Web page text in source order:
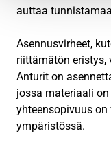
auttaa
Asennusvirheet,
riittämätön eristys,
Anturit on
jossa materiaali
yhteensopivuus
ympäristössä.